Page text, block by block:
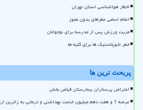
اخطار هواشناسی استان تهران
اعلام اسامی عطرهای بدون مجوز
مزیت ورزش پس از مدرسه برای نوجوانان
خطر نانوپلاستیک ها برای کلیه ها
پربحث ترین ها
اعتراض پرستاران بیمارستان فیاض بخش
عرضه 1 و هفت دهم میلیون خدمت بهداشتی و درمانی به زائرین اربعین